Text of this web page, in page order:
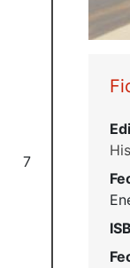
7